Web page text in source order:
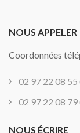
NOUS APPELER
Coordonnées
02 97 22 08
02 97 22 08
NOUS ÉCRIRE